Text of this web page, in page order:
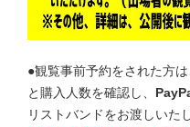
●観覧事前予約をされた方
と購入人数を確認し、
リストバンドをお渡しいた